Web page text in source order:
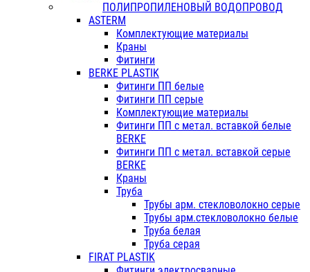
ПОЛИПРОПИЛЕНОВЫЙ ВОДОПРОВОД
ASTERM
Комплектующие материалы
Краны
Фитинги
BERKE PLASTIK
Фитинги ПП белые
Фитинги ПП серые
Комплектующие материалы
Фитинги ПП с метал. вставкой белые
BERKE
Фитинги ПП с метал. вставкой серые
BERKE
Краны
Труба
Трубы арм. стекловолокно серые
Трубы арм.стекловолокно белые
Труба белая
Труба серая
FIRAT PLASTIK